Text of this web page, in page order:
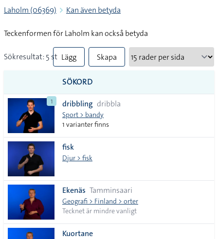
Laholm (06369) Kan även betyda
Teckenformen för Laholm kan också betyda
Sökresultat: 5 st Lägg
till
alla i
lista
Skapa
SÖKORD
1 dribbling dribbla
Sport > bandy
1 varianter finns
fisk
Djur > fisk
Ekenäs Tamminsaari
Geografi > Finland > orter
Tecknet är mindre vanligt
Kuortane